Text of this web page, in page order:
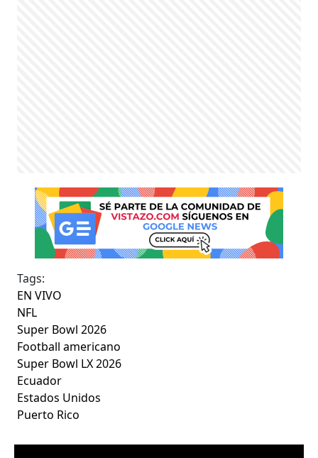
Tags:
EN VIVO
NFL
Super Bowl 2026
Football americano
Super Bowl LX 2026
Ecuador
Estados Unidos
Puerto Rico